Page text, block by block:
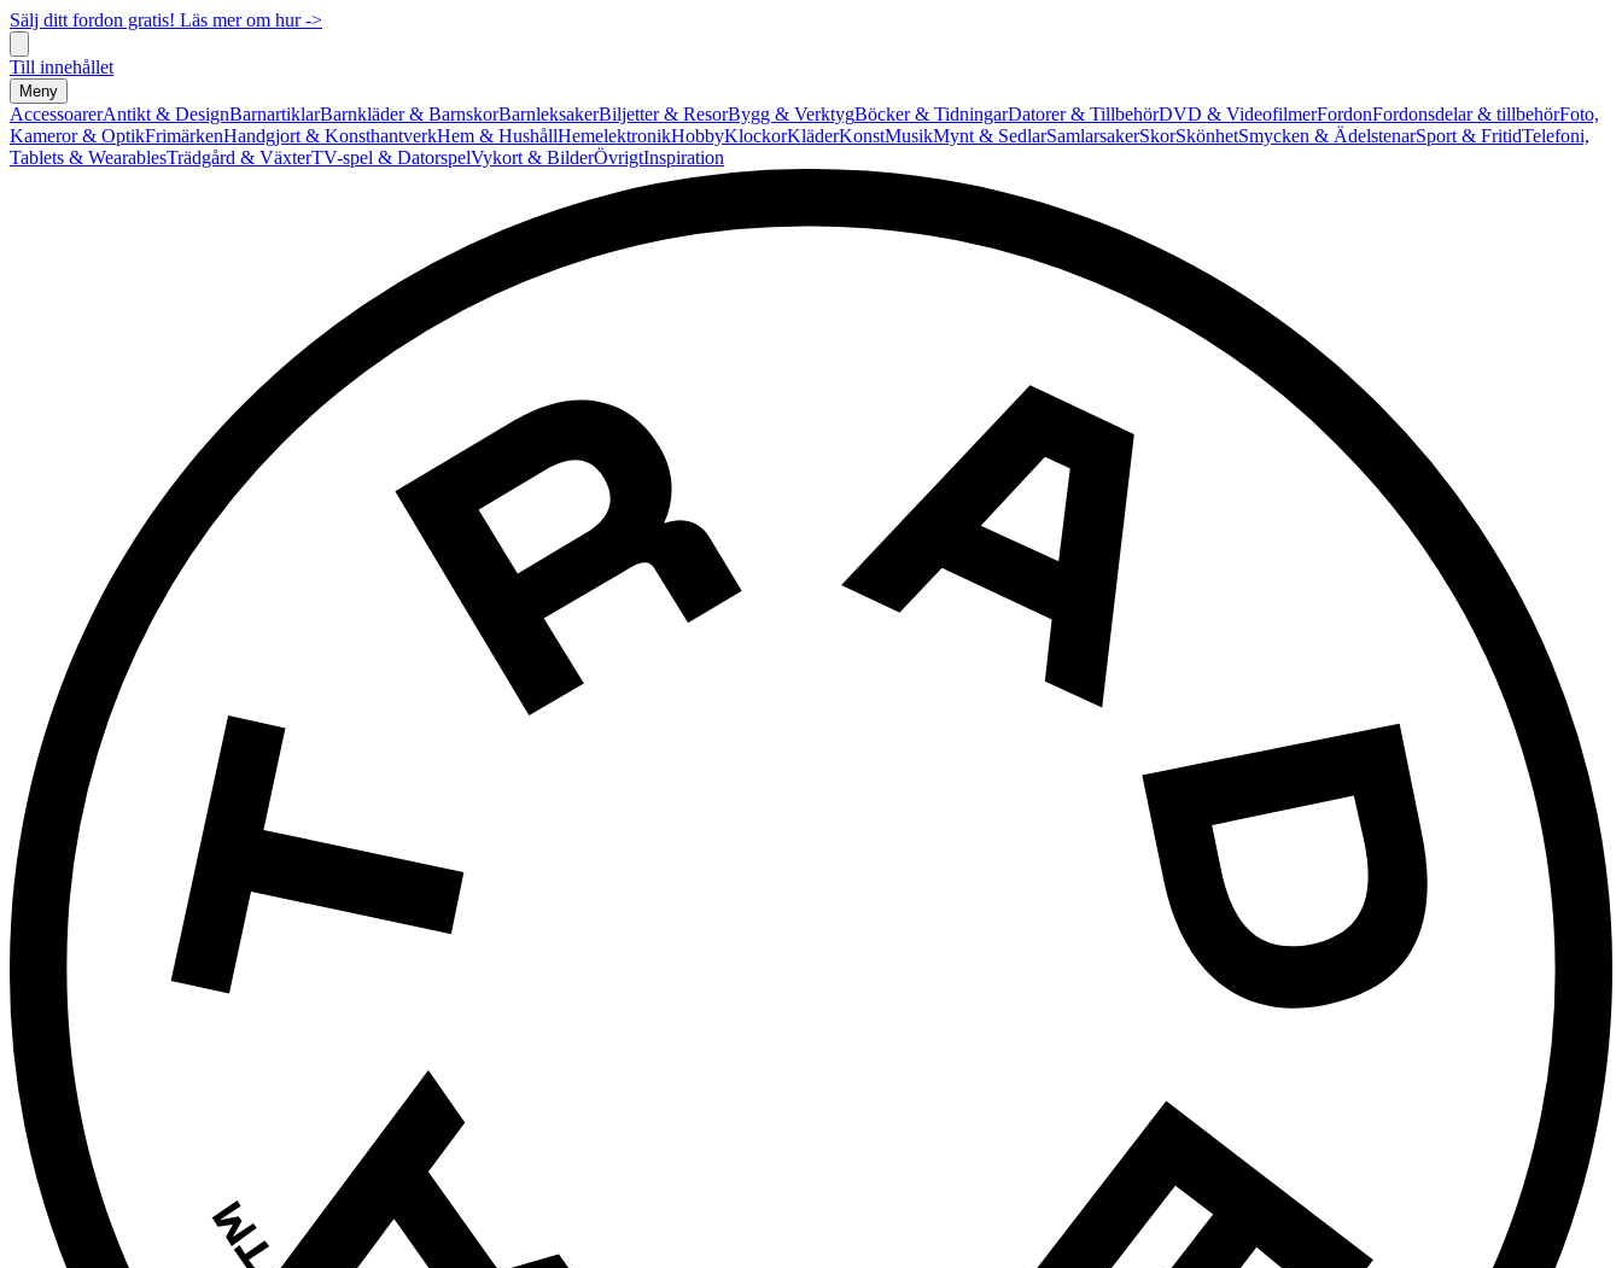
Sälj ditt fordon gratis! Läs mer om hur ->
Till innehållet
Meny
AccessoarerAntikt & DesignBarnartiklarBarnkläder & BarnskorBarnleksakerBiljetter & ResorBygg & VerktygBöcker & TidningarDatorer & TillbehörDVD & VideofilmerFordonFordonsdelar & tillbehörFoto,
Kameror & OptikFrimärkenHandgjort & KonsthantverkHem & HushållHemelektronikHobbyKlockorKläderKonstMusikMynt & SedlarSamlarsakerSkorSkönhetSmycken & ÄdelstenarSport & FritidTelefoni,
Tablets & WearablesTrädgård & VäxterTV-spel & DatorspelVykort & BilderÖvrigtInspiration